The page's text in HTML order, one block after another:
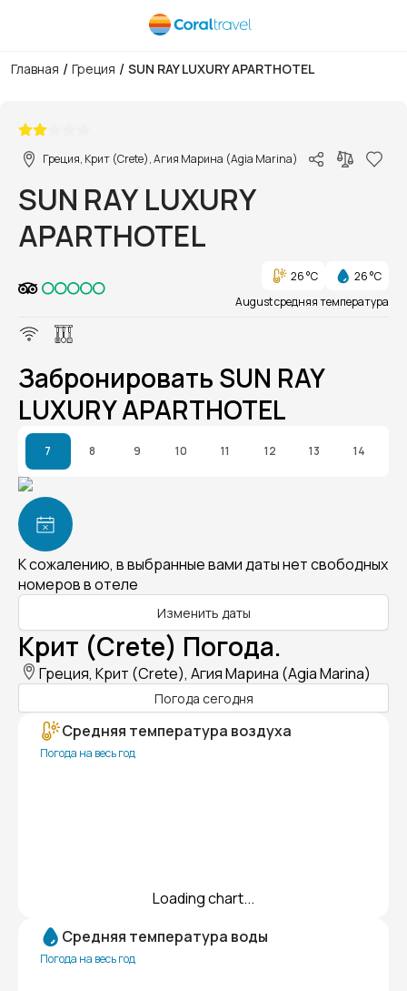
Главная / Греция / SUN RAY LUXURY APARTHOTEL
Греция, Крит (Crete), Агия Марина (Agia Marina)
SUN RAY LUXURY
APARTHOTEL
26 °C
26 °C
August средняя температура
Забронировать SUN RAY
LUXURY APARTHOTEL
7 8 9 10 11 12 13 14
К сожалению, в выбранные вами даты нет свободных
номеров в отеле
Изменить даты
Крит (Crete) Погода.
Греция, Крит (Crete), Агия Марина (Agia Marina)
Погода сегодня
Средняя температура воздуха
Погода на весь год
Loading chart...
Средняя температура воды
Погода на весь год